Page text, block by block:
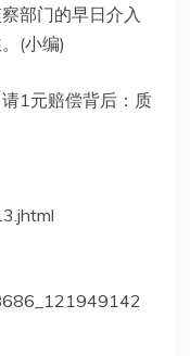
部门的早日介入
(小编)
1元赔偿背后：质